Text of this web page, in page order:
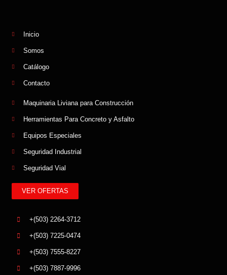
Inicio
Somos
Catálogo
Contacto
Maquinaria Liviana para Construcción
Herramientas Para Concreto y Asfalto
Equipos Especiales
Seguridad Industrial
Seguridad Vial
VER OFERTAS
+(503) 2264-3712
+(503) 7225-0474
+(503) 7555-8227
+(503) 7887-9996